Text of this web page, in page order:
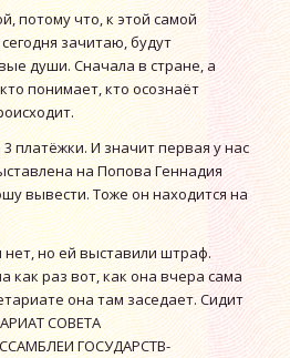
потому что, к этой самой
зачитаю, будут
души. Сначала в стране, а
понимает, кто осознаёт
платёжки. И значит первая у нас
на Попова Геннадия
вывести. Тоже он находится на
но ей выставили штраф.
как раз вот, как она вчера сама
она там заседает. Сидит
СОВЕТА
ГОСУДАРСТВ-